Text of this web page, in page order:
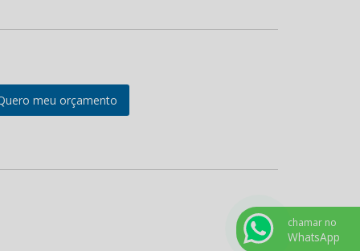
meu orçamento
chamar no
WhatsApp